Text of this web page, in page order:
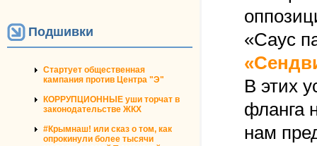
Подшивки
Стартует общественная
кампания против Центра "Э"
КОРРУПЦИОННЫЕ уши торчат в
законодательстве ЖКХ
#Крымнаш! или сказ о том, как
опрокинули более тысячи
«Саус
В этих
фланга
нам